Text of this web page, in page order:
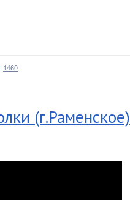
1460
(г.Раменское)